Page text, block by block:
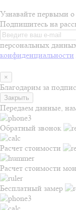
Узнавайте первыми
Подпишитесь на
персональных
конфиденциальности
×
Благодарим за
Закрыть
Передаем данные,
Обратный звонок
Расчет стоимости
Расчет стоимости
Бесплатный замер